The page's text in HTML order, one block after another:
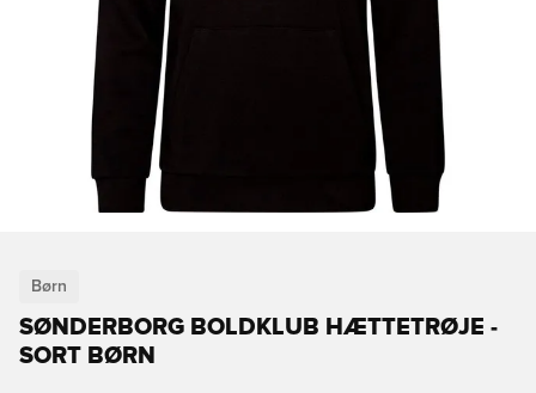
Børn
SØNDERBORG BOLDKLUB HÆTTETRØJE -
SORT BØRN